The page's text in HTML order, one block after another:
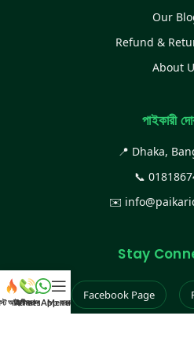
Our
Refund &
About
পাইকারী
📍 Dhaka,
📞
✉️
Stay
Facebook Page
আইটেম
কল করুন
WhatsApp করুন
Menu